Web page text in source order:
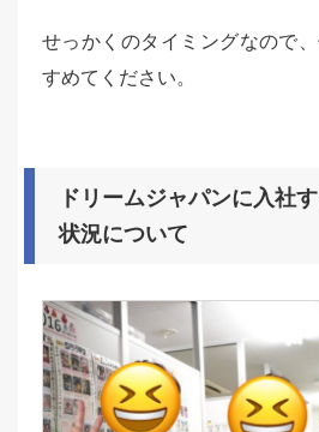
せっかくのタイミングなので
すめてください。
ドリームジャパンに入社
状況について